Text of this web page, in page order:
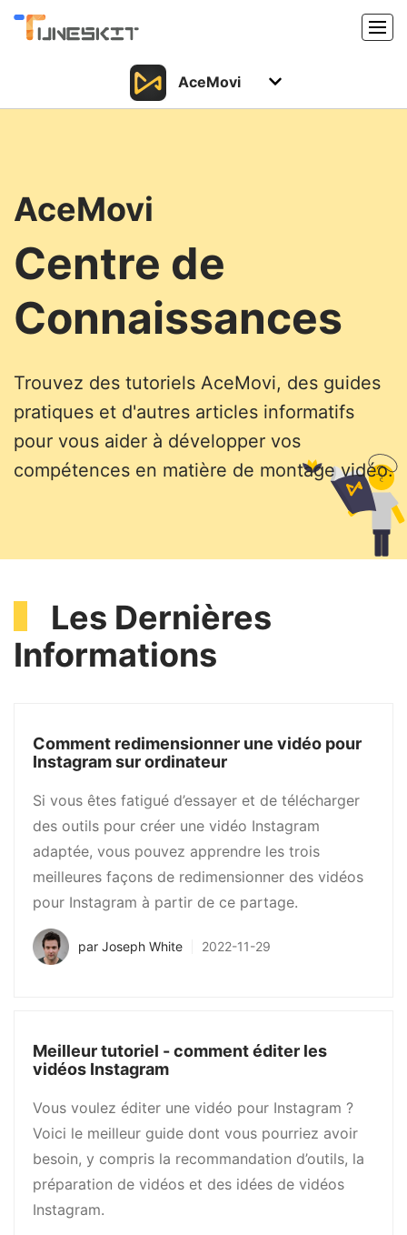
Produits
Centre de téléchargement
AceMovi
Ressources
Télécharger
AceMovi
Centre de
Connaissances
Trouvez des tutoriels AceMovi, des guides
pratiques et d'autres articles informatifs
pour vous aider à développer vos
compétences en matière de montage vidéo.
Les Dernières
Informations
Comment redimensionner une vidéo pour
Instagram sur ordinateur
Si vous êtes fatigué d’essayer et de télécharger
des outils pour créer une vidéo Instagram
adaptée, vous pouvez apprendre les trois
meilleures façons de redimensionner des vidéos
pour Instagram à partir de ce partage.
par Joseph White 2022-11-29
Meilleur tutoriel - comment éditer les
vidéos Instagram
Vous voulez éditer une vidéo pour Instagram ?
Voici le meilleur guide dont vous pourriez avoir
besoin, y compris la recommandation d’outils, la
préparation de vidéos et des idées de vidéos
Instagram.